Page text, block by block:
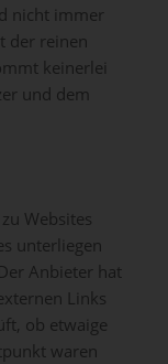
nicht immer
der reinen
keinerlei
und dem
Websites
unterliegen
Anbieter hat
Links
ob etwaige
waren